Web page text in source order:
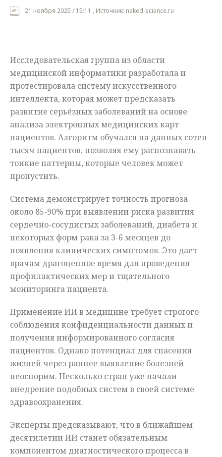
Мнения
21 ноября 2025 / 15:11 , Источник: naked-science.ru
Исследовательская группа из области
медицинской информатики разработала и
протестировала систему искусственного
интеллекта, которая может предсказать
развитие серьёзных заболеваний на основе
анализа электронных медицинских карт
пациентов. Алгоритм обучался на данных сотен
тысяч пациентов, позволяя ему распознавать
тонкие паттерны, которые человек может
пропустить.
Система демонстрирует точность прогноза
около 85-90% при выявлении риска развития
сердечно-сосудистых заболеваний, диабета и
некоторых форм рака за 3-6 месяцев до
появления клинических симптомов. Это дает
врачам драгоценное время для проведения
профилактических мер и тщательного
мониторинга пациента.
Применение ИИ в медицине требует строгого
соблюдения конфиденциальности данных и
получения информированного согласия
пациентов. Однако потенциал для спасения
жизней через раннее выявление болезней
неоспорим. Несколько стран уже начали
внедрение подобных систем в своей системе
здравоохранения.
Эксперты предсказывают, что в ближайшем
десятилетии ИИ станет обязательным
компонентом диагностического процесса в